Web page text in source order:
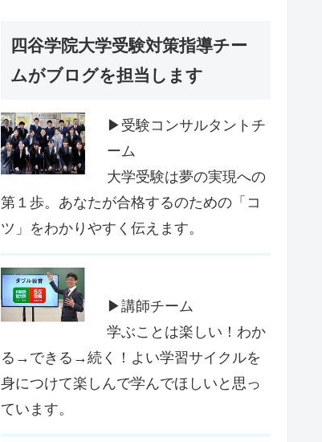
四谷学院大学受験対策指導チー
ムがブログを担当します
▶受験コンサルタントチ
ーム
大学受験は夢の実現への
第１歩。あなたが合格するのための「コ
ツ」をわかりやすく伝えます。
▶講師チーム
学ぶことは楽しい！わか
る→できる→続く！よい学習サイクルを
身につけて楽しんで学んでほしいと思っ
ています。